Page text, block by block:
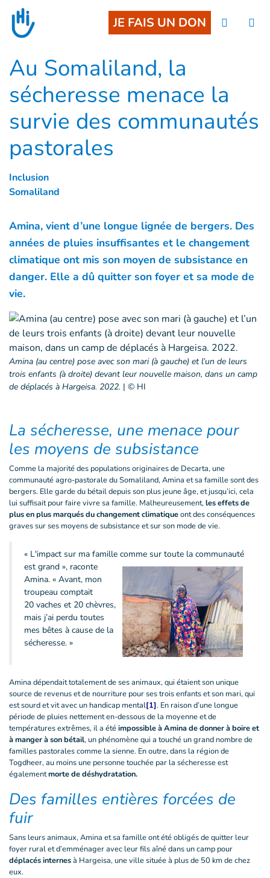
Goto main content
JE FAIS UN DON
Au Somaliland, la
sécheresse menace la
survie des communautés
pastorales
Inclusion
Somaliland
Amina, vient d’une longue lignée de bergers. Des
années de pluies insuffisantes et le changement
climatique ont mis son moyen de subsistance en
danger. Elle a dû quitter son foyer et sa mode de
vie.
Amina (au centre) pose avec son mari (à gauche) et l’un de leurs
trois enfants (à droite) devant leur nouvelle maison, dans un camp
de déplacés à Hargeisa. 2022. | © HI
La sécheresse, une menace pour
les moyens de subsistance
Comme la majorité des populations originaires de Decarta, une
communauté agro-pastorale du Somaliland, Amina et sa famille sont des
bergers. Elle garde du bétail depuis son plus jeune âge, et jusqu’ici, cela
lui suffisait pour faire vivre sa famille. Malheureusement,les effets de
plus en plus marqués du changement climatiqueont des conséquences
graves sur ses moyens de subsistance et sur son mode de vie.
« L'impact sur ma famille comme sur toute la communauté
est grand », raconte
Amina. « Avant, mon
troupeau comptait
20 vaches et 20 chèvres,
mais j’ai perdu toutes
mes bêtes à cause de la
sécheresse. »
Amina dépendait totalement de ses animaux, qui étaient son unique
source de revenus et de nourriture pour ses trois enfants et son mari, qui
est sourd et vit avec un handicap mental[1]. En raison d’une longue
période de pluies nettement en-dessous de la moyenne et de
températures extrêmes, il a étéimpossible à Amina de donner à boire et
à manger à son bétail, un phénomène qui a touché un grand nombre de
familles pastorales comme la sienne. En outre, dans la région de
Togdheer, au moins une personne touchée par la sécheresse est
égalementmorte de déshydratation.
Des familles entières forcées de
fuir
Sans leurs animaux, Amina et sa famille ont été obligés de quitter leur
foyer rural et d’emménager avec leur fils aîné dans un camp pour
déplacés internesà Hargeisa, une ville située à plus de 50 km de chez
eux.